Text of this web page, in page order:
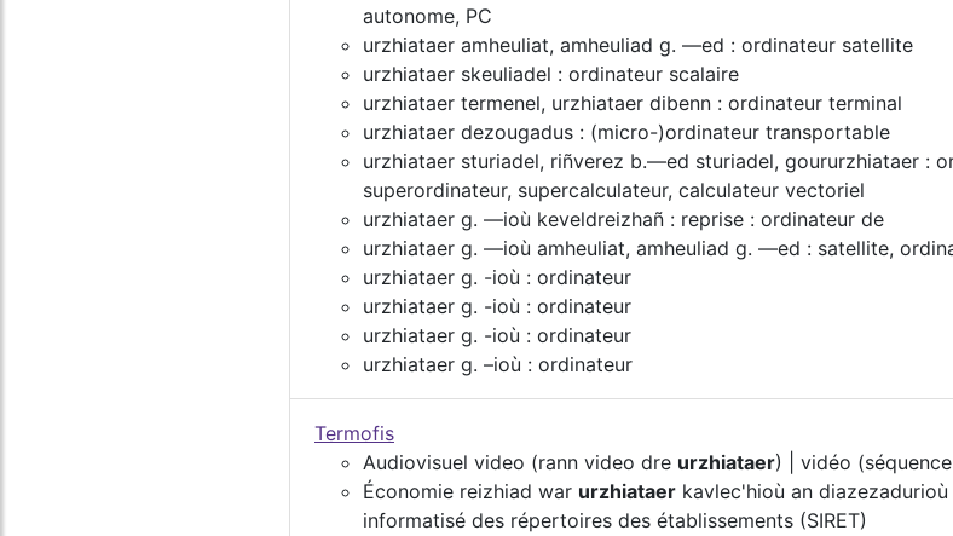
autonome, PC
urzhiataer amheuliat, amheuliad g. ―ed : ordinateur satellite
urzhiataer skeuliadel : ordinateur scalaire
urzhiataer termenel, urzhiataer dibenn : ordinateur terminal
urzhiataer dezougadus : (micro-)ordinateur transportable
urzhiataer sturiadel, riñverez b.―ed sturiadel, goururzhiataer :
superordinateur, supercalculateur, calculateur vectoriel
urzhiataer g. ―ioù keveldreizhañ : reprise : ordinateur de
urzhiataer g. ―ioù amheuliat, amheuliad g. ―ed : satellite,
urzhiataer g. -ioù : ordinateur
urzhiataer g. -ioù : ordinateur
urzhiataer g. -ioù : ordinateur
urzhiataer g. –ioù : ordinateur
Termofis
Audiovisuel video (rann video dre urzhiataer) | vidéo
Économie reizhiad war urzhiataer kavlec'hioù an
informatisé des répertoires des établissements (SIRET)